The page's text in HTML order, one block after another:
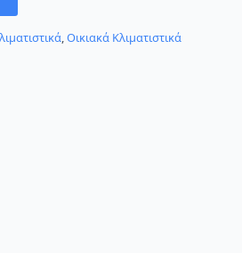
,Οικιακά Κλιματιστικά